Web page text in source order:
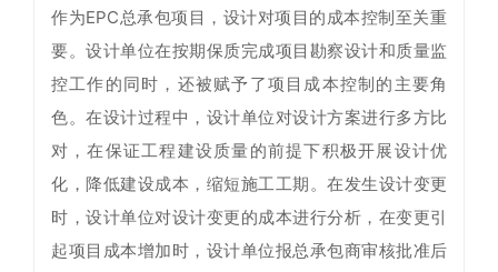
作为EPC总承包项目，设计对项目的成本控制至关重
要。设计单位在按期保质完成项目勘察设计和质量监
控工作的同时，还被赋予了项目成本控制的主要角
色。在设计过程中，设计单位对设计方案进行多方比
对，在保证工程建设质量的前提下积极开展设计优
化，降低建设成本，缩短施工工期。在发生设计变更
时，设计单位对设计变更的成本进行分析，在变更引
起项目成本增加时，设计单位报总承包商审核批准后